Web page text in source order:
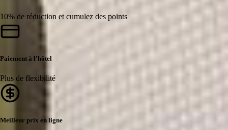
10% de réduction et cumulez des points
Paiement à l'hôtel
Plus de flexibilité
Meilleur prix en ligne